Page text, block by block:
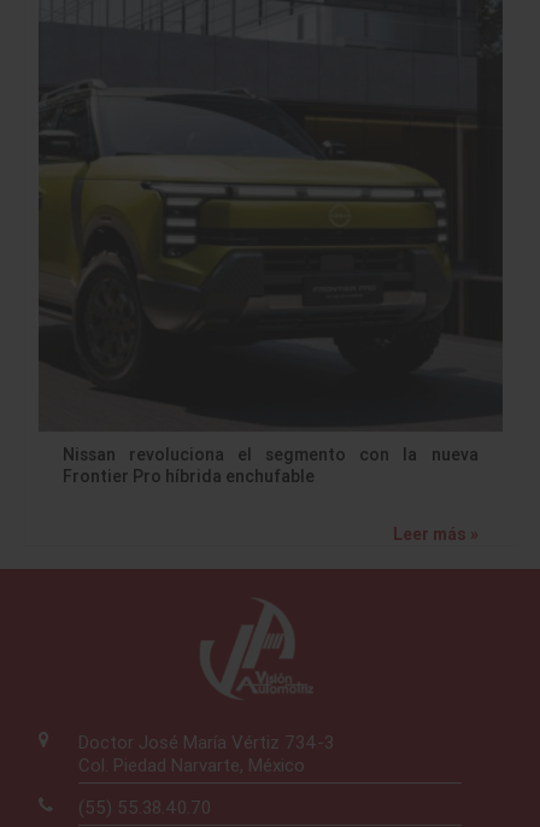
Nissan revoluciona el segmento con la nueva
Frontier Pro híbrida enchufable
Leer más »
Doctor José María Vértiz 734-3
Col. Piedad Narvarte, México
(55) 55.38.40.70